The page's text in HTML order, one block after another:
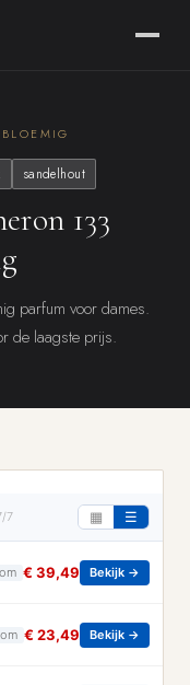
sandelhout
133
parfum voor dames.
de laagste prijs.
7 ▦ ☰
€ 39,49 Bekijk →
€ 23,49 Bekijk →